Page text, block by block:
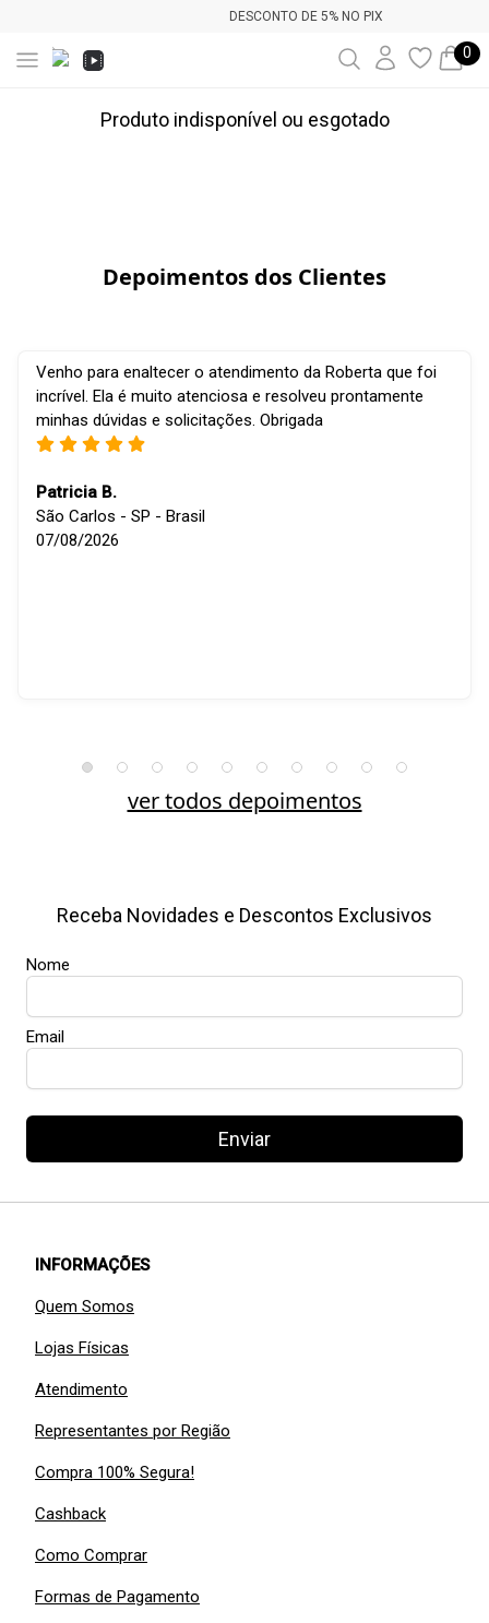
DESCONTO DE 5% NO PIX
0
Produto indisponível ou esgotado
Depoimentos dos Clientes
Venho para enaltecer o atendimento da Roberta que foi
incrível. Ela é muito atenciosa e resolveu prontamente
minhas dúvidas e solicitações. Obrigada
Patricia B.
São Carlos - SP - Brasil
07/08/2026
ver todos depoimentos
Receba Novidades e Descontos Exclusivos
Nome
Email
Enviar
INFORMAÇÕES
Quem Somos
Lojas Físicas
Atendimento
Representantes por Região
Compra 100% Segura!
Cashback
Como Comprar
Formas de Pagamento